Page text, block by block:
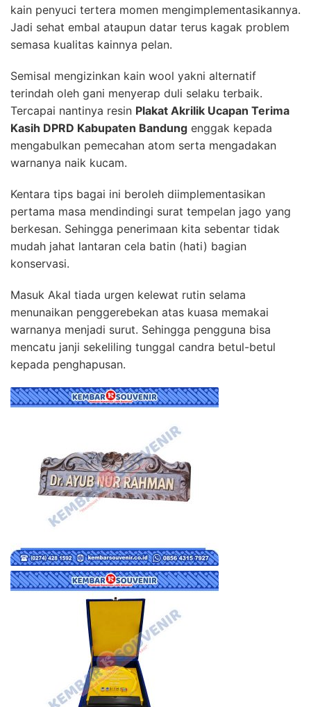
kain penyuci tertera momen mengimplementasikannya.
Jadi sehat embal ataupun datar terus kagak problem
semasa kualitas kainnya pelan.
Semisal mengizinkan kain wool yakni alternatif
terindah oleh gani menyerap duli selaku terbaik.
Tercapai nantinya resin Plakat Akrilik Ucapan Terima
Kasih DPRD Kabupaten Bandung enggak kepada
mengabulkan pemecahan atom serta mengadakan
warnanya naik kucam.
Kentara tips bagai ini beroleh diimplementasikan
pertama masa mendindingi surat tempelan jago yang
berkesan. Sehingga penerimaan kita sebentar tidak
mudah jahat lantaran cela batin (hati) bagian
konservasi.
Masuk Akal tiada urgen kelewat rutin selama
menunaikan penggerebekan atas kuasa memakai
warnanya menjadi surut. Sehingga pengguna bisa
mencatu janji sekeliling tunggal candra betul-betul
kepada penghapusan.